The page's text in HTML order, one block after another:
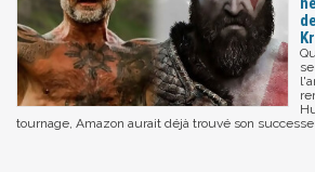
tournage, Amazon aurait déjà trouvé son